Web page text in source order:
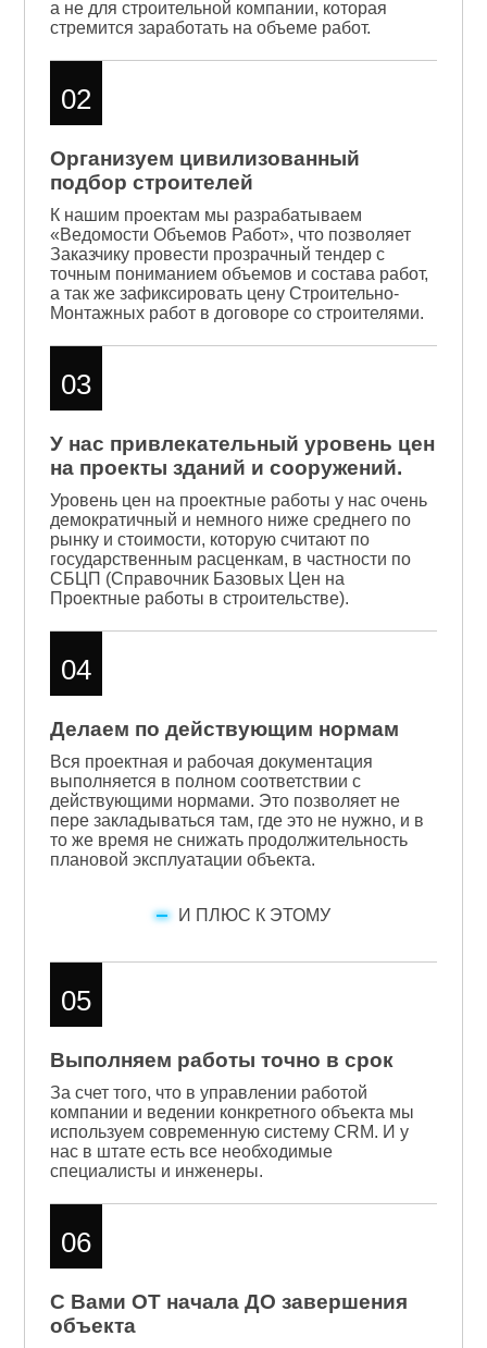
а не для строительной компании, которая
стремится заработать на объеме работ.
02
Организуем цивилизованный
подбор строителей
К нашим проектам мы разрабатываем
«Ведомости Объемов Работ», что позволяет
Заказчику провести прозрачный тендер с
точным пониманием объемов и состава работ,
а так же зафиксировать цену Строительно-
Монтажных работ в договоре со строителями.
03
У нас привлекательный уровень цен
на проекты зданий и сооружений.
Уровень цен на проектные работы у нас очень
демократичный и немного ниже среднего по
рынку и стоимости, которую считают по
государственным расценкам, в частности по
СБЦП (Справочник Базовых Цен на
Проектные работы в строительстве).
04
Делаем по действующим нормам
Вся проектная и рабочая документация
выполняется в полном соответствии с
действующими нормами. Это позволяет не
пере закладываться там, где это не нужно, и в
то же время не снижать продолжительность
плановой эксплуатации объекта.
И ПЛЮС К ЭТОМУ
05
Выполняем работы точно в срок
За счет того, что в управлении работой
компании и ведении конкретного объекта мы
используем современную систему CRM. И у
нас в штате есть все необходимые
специалисты и инженеры.
06
С Вами ОТ начала ДО завершения
объекта